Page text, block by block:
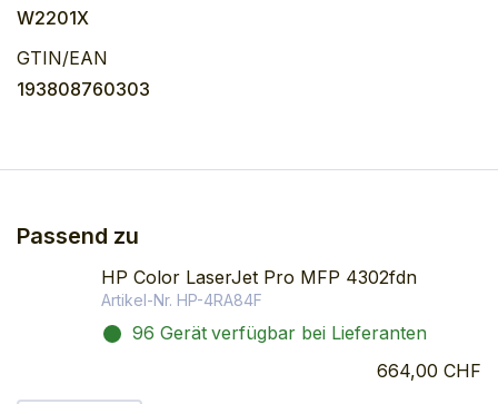
W2201X
GTIN/EAN
193808760303
Passend zu
HP Color LaserJet Pro MFP 4302fdn
Artikel-Nr. HP-4RA84F
96 Gerät verfügbar bei Lieferanten
664,00 CHF